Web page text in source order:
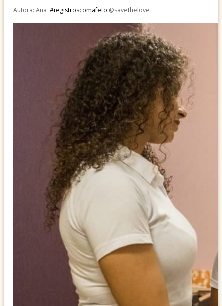
Autora: Ana #registroscomafeto @savethelove